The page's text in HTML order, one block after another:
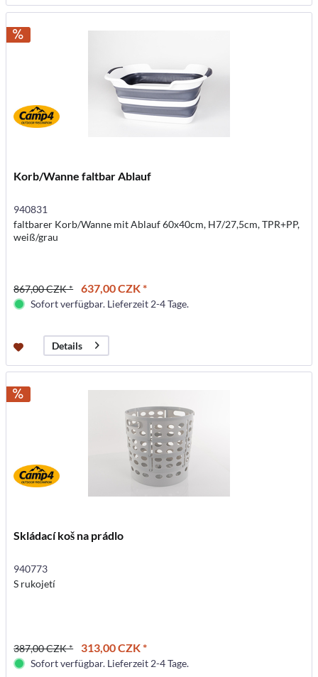
Korb/Wanne faltbar Ablauf
940831
faltbarer Korb/Wanne mit Ablauf 60x40cm, H7/27,5cm, TPR+PP,
weiß/grau
867,00 CZK * 637,00 CZK *
Sofort verfügbar. Lieferzeit 2-4 Tage.
Details
Skládací koš na prádlo
940773
S rukojetí
387,00 CZK * 313,00 CZK *
Sofort verfügbar. Lieferzeit 2-4 Tage.